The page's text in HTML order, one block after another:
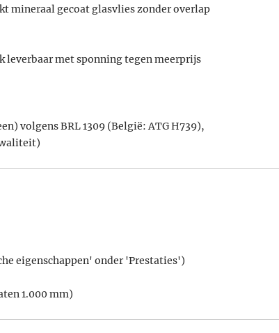
mineraal gecoat glasvlies zonder overlap
leverbaar met sponning tegen meerprijs
volgens BRL 1309 (België: ATG H739),
eigenschappen' onder 'Prestaties')
1.000 mm)